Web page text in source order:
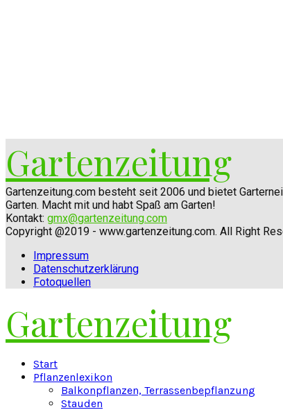
Gartenzeitung
Gartenzeitung.com besteht seit 2006 und bietet
Garten. Macht mit und habt Spaß am Garten!
Kontakt: gmx@gartenzeitung.com
Copyright @2019 - www.gartenzeitung.com. All Right
Impressum
Datenschutzerklärung
Fotoquellen
Gartenzeitung
Start
Pflanzenlexikon
Balkonpflanzen, Terrassenbepflanzung
Stauden